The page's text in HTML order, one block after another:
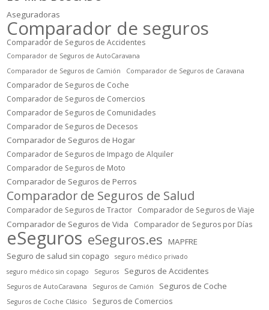
Aseguradoras
Comparador de seguros
Comparador de Seguros de Accidentes
Comparador de Seguros de AutoCaravana
Comparador de Seguros de Camión
Comparador de Seguros de Caravana
Comparador de Seguros de Coche
Comparador de Seguros de Comercios
Comparador de Seguros de Comunidades
Comparador de Seguros de Decesos
Comparador de Seguros de Hogar
Comparador de Seguros de Impago de Alquiler
Comparador de Seguros de Moto
Comparador de Seguros de Perros
Comparador de Seguros de Salud
Comparador de Seguros de Tractor Comparador de Seguros de Viaje
Comparador de Seguros de Vida Comparador de Seguros por Días
eSeguros eSeguros.es MAPFRE
Seguro de salud sin copago
seguro médico privado
seguro médico sin copago
Seguros Seguros de Accidentes
Seguros de AutoCaravana Seguros de Camión Seguros de Coche
Seguros de Coche Clásico
Seguros de Comercios